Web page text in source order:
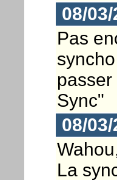
08/
Pas
Sync"
08/
La